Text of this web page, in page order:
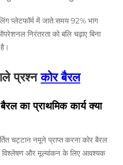
प्लेटफॉर्म में जाते समय 92% भाग
निरंतरता को बलि चढ़ाए बिना
प्रश्नकोर बैरल
का प्राथमिक कार्य क्या
चट्टान नमूने प्राप्त करना कोर बैरल
विश्लेषण और मूल्यांकन के लिए आवश्यक